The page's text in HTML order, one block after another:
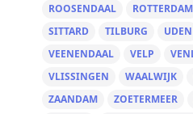
ROOSENDAAL
ROTTERDAM
SITTARD
TILBURG UDEN
VEENENDAAL
VELP
VLISSINGEN
WAALWIJK
ZAANDAM
ZOETERMEER